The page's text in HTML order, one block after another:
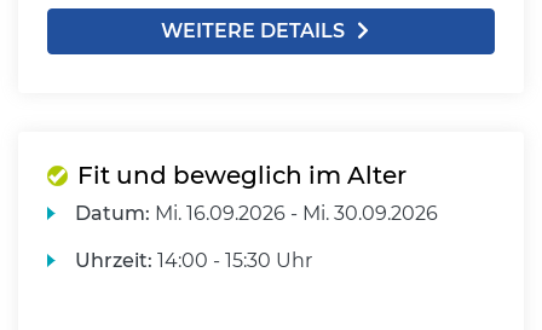
WEITERE DETAILS
Fit und beweglich im Alter
Datum: Mi. 16.09.2026 - Mi. 30.09.2026
Uhrzeit: 14:00 - 15:30 Uhr